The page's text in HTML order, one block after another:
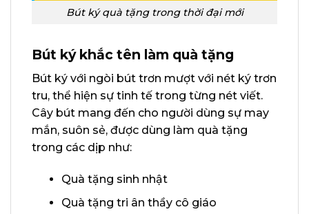
Bút ký quà tặng trong thời đại mới
Bút ký khắc tên làm quà tặng
Bút ký với ngòi bút trơn mượt với nét ký trơn
tru, thể hiện sự tinh tế trong từng nét viết.
Cây bút mang đến cho người dùng sự may
mắn, suôn sẻ, được dùng làm quà tặng
trong các dịp như:
Quà tặng sinh nhật
Quà tặng tri ân thầy cô giáo